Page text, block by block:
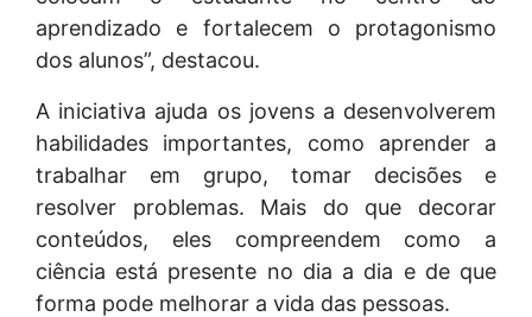
aprendizado e fortalecem o protagonismo
dos alunos”, destacou.
A iniciativa ajuda os jovens a desenvolverem
habilidades importantes, como aprender a
trabalhar em grupo, tomar decisões e
resolver problemas. Mais do que decorar
conteúdos, eles compreendem como a
ciência está presente no dia a dia e de que
forma pode melhorar a vida das pessoas.